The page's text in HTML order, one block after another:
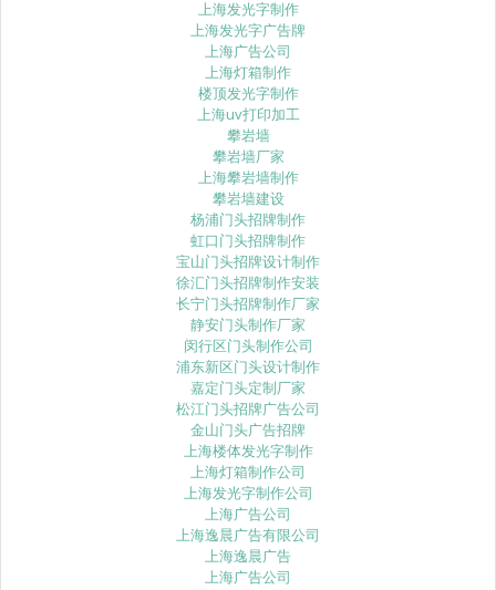
上海发光字制作
上海发光字广告牌
上海广告公司
上海灯箱制作
楼顶发光字制作
上海uv打印加工
攀岩墙
攀岩墙厂家
上海攀岩墙制作
攀岩墙建设
杨浦门头招牌制作
虹口门头招牌制作
宝山门头招牌设计制作
徐汇门头招牌制作安装
长宁门头招牌制作厂家
静安门头制作厂家
闵行区门头制作公司
浦东新区门头设计制作
嘉定门头定制厂家
松江门头招牌广告公司
金山门头广告招牌
上海楼体发光字制作
上海灯箱制作公司
上海发光字制作公司
上海广告公司
上海逸晨广告有限公司
上海逸晨广告
上海广告公司